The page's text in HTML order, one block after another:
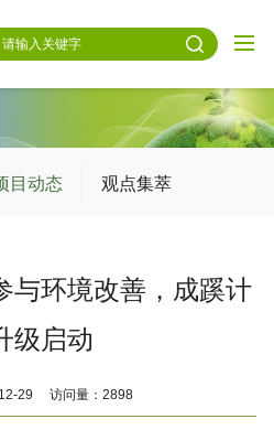
目动态 观点集萃
与环境改善，成蹊计
级启动
29 访问量：2898